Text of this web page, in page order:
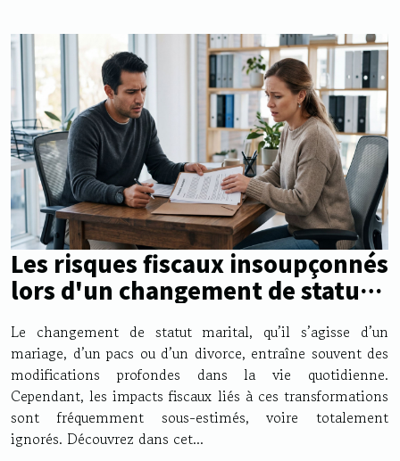
Les risques fiscaux insoupçonnés
lors d'un changement de statut
Le changement de statut marital, qu’il s’agisse d’un
mariage, d’un pacs ou d’un divorce, entraîne souvent des
modifications profondes dans la vie quotidienne.
Cependant, les impacts fiscaux liés à ces transformations
sont fréquemment sous-estimés, voire totalement
ignorés. Découvrez dans cet...